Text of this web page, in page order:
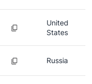
United
States
Russia